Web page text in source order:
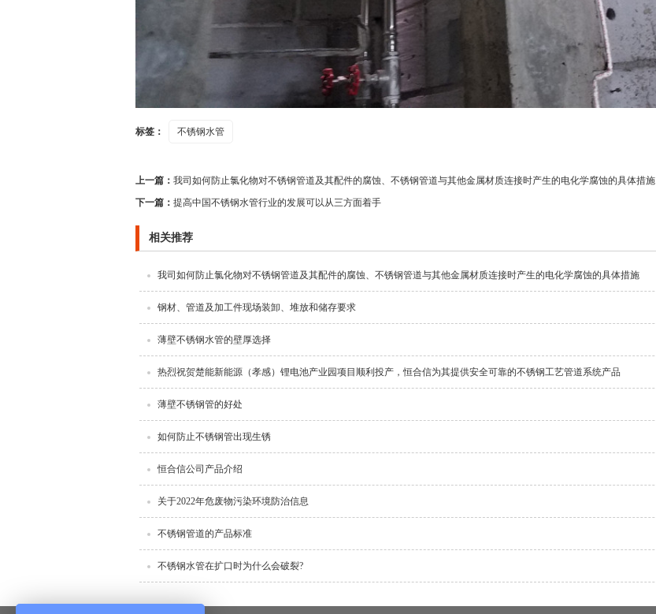
标签： 不锈钢水管
上一篇： 我司如何防止氯化物对不锈钢管道及其配件的腐蚀、不锈钢管道与其他金属材质连接时产生的电化学腐蚀的具体措施
下一篇： 提高中国不锈钢水管行业的发展可以从三方面着手
相关推荐
我司如何防止氯化物对不锈钢管道及其配件的腐蚀、不锈钢管道与其他金属材质连接时产生的电化学腐蚀的具体措施
钢材、管道及加工件现场装卸、堆放和储存要求
薄壁不锈钢水管的壁厚选择
热烈祝贺楚能新能源（孝感）锂电池产业园项目顺利投产，恒合信为其提供安全可靠的不锈钢工艺管道系统产品
薄壁不锈钢管的好处
如何防止不锈钢管出现生锈
恒合信公司产品介绍
关于2022年危废物污染环境防治信息
不锈钢管道的产品标准
不锈钢水管在扩口时为什么会破裂?